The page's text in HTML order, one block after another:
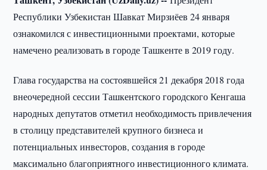
Республики Узбекистан Шавкат Мирзиёев 24 января
ознакомился с инвестиционными проектами, которые
намечено реализовать в городе Ташкенте в 2019 году.
Глава государства на состоявшейся 21 декабря 2018 года
внеочередной сессии Ташкентского городского Кенгаша
народных депутатов отметил необходимость привлечения
в столицу представителей крупного бизнеса и
потенциальных инвесторов, создания в городе
максимально благоприятного инвестиционного климата.